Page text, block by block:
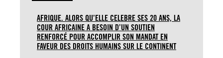
AFRIQUE. ALORS QU’ELLE CELEBRE SES 20 ANS, LA
COUR AFRICAINE A BESOIN D’UN SOUTIEN
RENFORCÉ POUR ACCOMPLIR SON MANDAT EN
FAVEUR DES DROITS HUMAINS SUR LE CONTINENT